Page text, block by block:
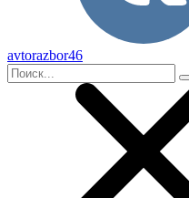
avtorazbor46